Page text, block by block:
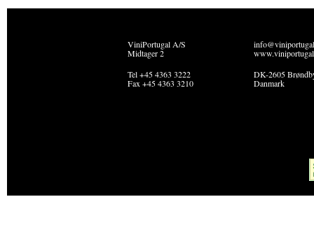
ViniPortugal A/S
Midtager 2
Tel +45 4363 3222
Fax +45 4363 3210
DK-2605
Danmark